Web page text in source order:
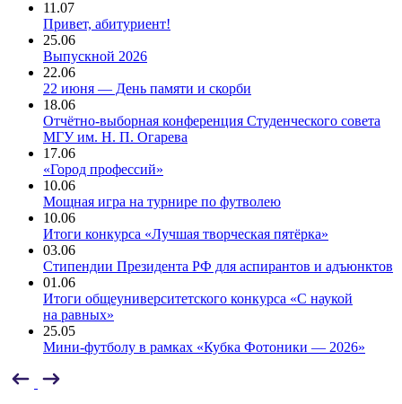
11.07
Привет, абитуриент!
25.06
Выпускной 2026
22.06
22 июня — День памяти и скорби
18.06
Отчётно-выборная конференция Студенческого совета
МГУ им. Н. П. Огарева
17.06
«Город профессий»
10.06
Мощная игра на турнире по футволею
10.06
Итоги конкурса «Лучшая творческая пятёрка»
03.06
Стипендии Президента РФ для аспирантов и адъюнктов
01.06
Итоги общеуниверситетского конкурса «С наукой
на равных»
25.05
Мини-футболу в рамках «Кубка Фотоники — 2026»